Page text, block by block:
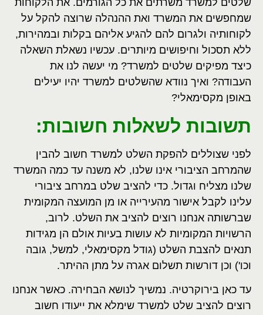
שלטים למשרד משרתים את כל הגורמים. את הלקוחות
שמחפשים את המשרד ואת ההנהלה שרוצה להקל על
לקוחותיה ולגרום להם להגיע אליהם בקלות ובמהירות,
ללא תסכול וחיפושים מיותרים. עכשיו נשאלת השאלה
כיצד מפיקים שלטים למשרד? מי יעשה לנו את
העבודה? ואיך נוודא שהשלטים למשרד יהיו יעילים
באופן מקסימאלי?
תשובות לשאלות חשובות:
לפני שצוללים להפקת השלט למשרד חשוב להבין
שהמרחב הציבורי אינו שלנו, לא משנה עד כמה המשרד
שלנו מצליח וגדול. כדי להציב שלט במרחב ציבורי
עלינו לקבל אישור מהעירייה או מן המועצה המקומית
שברשותה אנחנו רוצים להציב את השלט. לרוב,
הרשויות המקומיות לא עושות בעיות אולם הן מגידות
תנאים להצבת השלט (גודל מקסימאלי, למשל, גובה
וכו') וכן דורשות תשלום אגרה על מתן ההיתר.
עד כאן בירוקרטיה. נמשיך לנושא הבחירה. כאשר אנחנו
רוצים להציב שלט למשרד שימלא את ייעודו חשוב